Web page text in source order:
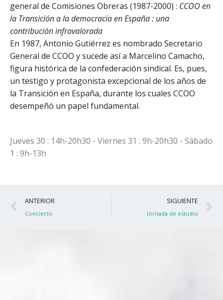
general de Comisiones Obreras (1987-2000) : CCOO en
la Transición a la democracia en España : una
contribución infravalorada
En 1987, Antonio Gutiérrez es nombrado Secretario
General de CCOO y sucede así a Marcelino Camacho,
figura histórica de la confederación sindical. Es, pues,
un testigo y protagonista excepcional de los años de
la Transición en España, durante los cuales CCOO
desempeñó un papel fundamental.
Jueves 30 : 14h-20h30 - Viernes 31 : 9h-20h30 - Sábado
1 : 9h-13h
Ant
ANTERIOR
Concierto
SIGUIENTE
Jornada de estudio